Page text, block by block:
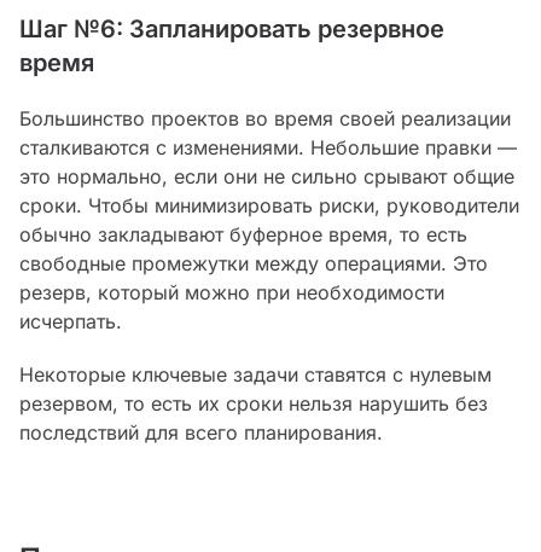
Шаг №6: Запланировать резервное
время
Большинство проектов во время своей реализации
сталкиваются с изменениями. Небольшие правки —
это нормально, если они не сильно срывают общие
сроки. Чтобы минимизировать риски, руководители
обычно закладывают буферное время, то есть
свободные промежутки между операциями. Это
резерв, который можно при необходимости
исчерпать.
Некоторые ключевые задачи ставятся с нулевым
резервом, то есть их сроки нельзя нарушить без
последствий для всего планирования.